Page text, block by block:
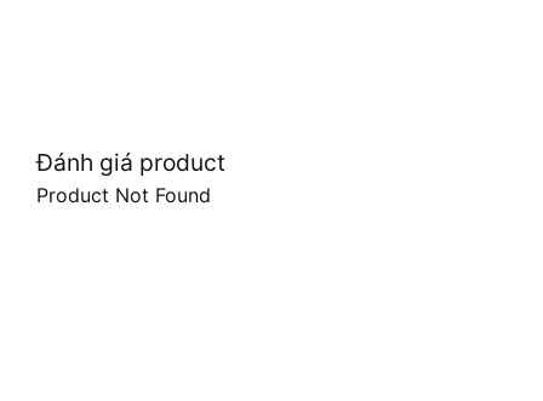
Đánh giá product
Product Not Found